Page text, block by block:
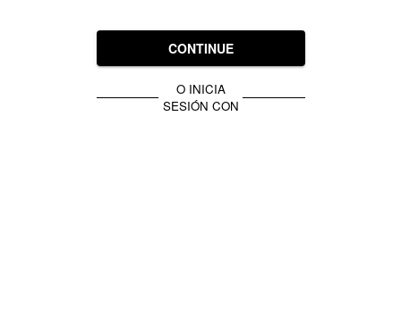
CONTINUE
O INICIA
SESIÓN CON